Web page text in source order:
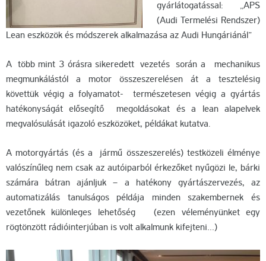
gyárlátogatással: „APS
(Audi Termelési Rendszer)
Lean eszközök és módszerek alkalmazása az Audi Hungáriánál”
A több mint 3 órásra sikeredett vezetés során a mechanikus
megmunkálástól a motor összeszerelésen át a tesztelésig
követtük végig a folyamatot- természetesen végig a gyártás
hatékonyságát elősegítő megoldásokat és a lean alapelvek
megvalósulását igazoló eszközöket, példákat kutatva.
A motorgyártás (és a jármű összeszerelés) testközeli élménye
valószínűleg nem csak az autóiparból érkezőket nyűgözi le, bárki
számára bátran ajánljuk – a hatékony gyártászervezés, az
automatizálás tanulságos példája minden szakembernek és
vezetőnek különleges lehetőség (ezen véleményünket egy
rögtönzött rádióinterjúban is volt alkalmunk kifejteni…)